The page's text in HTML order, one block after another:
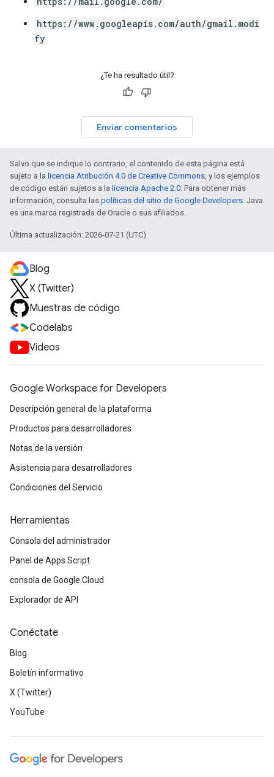
https://www.googleapis.com/auth/gmail.modi
fy
¿Te ha resultado útil?
Enviar comentarios
Salvo que se indique lo contrario, el contenido de esta página está
sujeto a la licencia Atribución 4.0 de Creative Commons, y los ejemplos
de código están sujetos a la licencia Apache 2.0. Para obtener más
información, consulta las políticas del sitio de Google Developers. Java
es una marca registrada de Oracle o sus afiliados.
Última actualización: 2026-07-21 (UTC)
Blog
X (Twitter)
Muestras de código
Codelabs
Videos
Google Workspace for Developers
Descripción general de la plataforma
Productos para desarrolladores
Notas de la versión
Asistencia para desarrolladores
Condiciones del Servicio
Herramientas
Consola del administrador
Panel de Apps Script
consola de Google Cloud
Explorador de API
Conéctate
Blog
Boletín informativo
X (Twitter)
YouTube